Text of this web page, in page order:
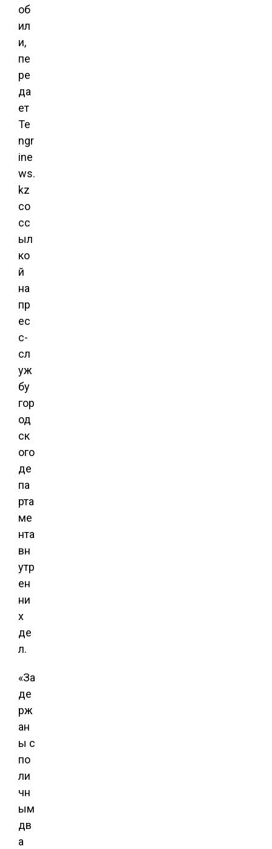
об
ил
и,
пе
ре
да
ет
Te
ngr
ine
ws.
kz
со
сс
ыл
ко
й
на
пр
ес
с-
сл
уж
бу
гор
од
ск
ого
де
па
рта
ме
нта
вн
утр
ен
ни
х
де
л.
«За
де
рж
ан
ы с
по
ли
чн
ым
дв
а